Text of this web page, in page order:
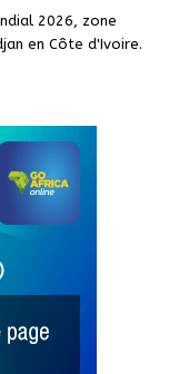
2026, zone
en Côte d'Ivoire.